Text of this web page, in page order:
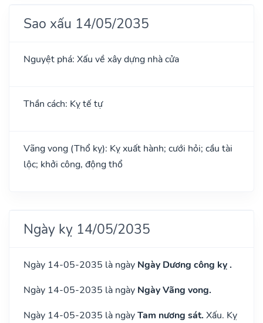
Sao xấu 14/05/2035
Nguyệt phá: Xấu về xây dựng nhà cửa
Thần cách: Kỵ tế tự
Vãng vong (Thổ kỵ): Kỵ xuất hành; cưới hỏi; cầu tài
lộc; khởi công, động thổ
Ngày kỵ 14/05/2035
Ngày 14-05-2035 là ngày Ngày Dương công kỵ .
Ngày 14-05-2035 là ngày Ngày Vãng vong.
Ngày 14-05-2035 là ngàyTam nương sát. Xấu. Kỵ